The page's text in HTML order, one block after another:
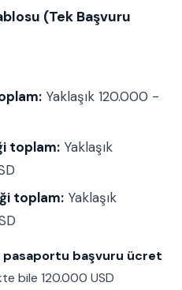
(Tek Başvuru
Yaklaşık 120.000 -
toplam: Yaklaşık
toplam: Yaklaşık
pasaportu başvuru ücret
bile 120.000 USD